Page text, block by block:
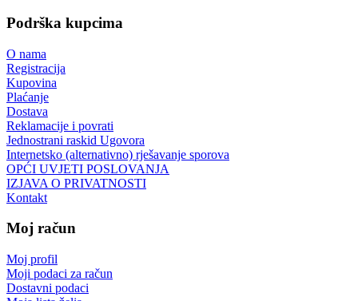
Podrška kupcima
O nama
Registracija
Kupovina
Plaćanje
Dostava
Reklamacije i povrati
Jednostrani raskid Ugovora
Internetsko (alternativno) rješavanje sporova
OPĆI UVJETI POSLOVANJA
IZJAVA O PRIVATNOSTI
Kontakt
Moj račun
Moj profil
Moji podaci za račun
Dostavni podaci